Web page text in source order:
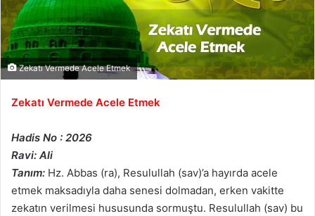
Zekatı Vermede Acele Etmek
Zekatı Vermede Acele Etmek
Hadis No : 2026
Ravi: Ali
Tanım: Hz. Abbas (ra), Resulullah (sav)’a hayırda acele
etmek maksadıyla daha senesi dolmadan, erken vakitte
zekatın verilmesi hususunda sormuştu. Resulullah (sav) bu